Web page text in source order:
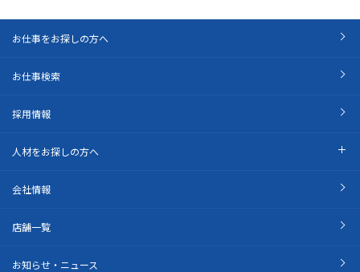
お仕事をお探しの方へ
お仕事検索
採用情報
人材をお探しの方へ
会社情報
店舗一覧
お知らせ・ニュース